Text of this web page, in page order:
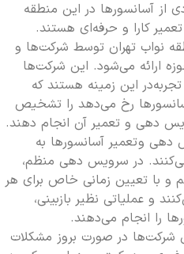
آسانسور مؤثر هستند؟
چه مزایایی دارد؟
چقدر است؟
برای ساختمان های
از آسانسورها در این منطقه
کارا و حرفه‌ای هستند.
نواب تهران توسط شرکت‌ها و
ارائه می‌شود. این شرکت‌ها
این زمینه هستند که
رخ می‌دهد را تشخیص
دهی و تعمیر آن انجام دهند.
دهی وتعمیر آسانسورها به
در سرویس دهی منظم،
با تعیین زمانی خاص برای هر
و عملیاتی نظیر بازبینی،
را انجام می‌دهند.
شرکت‌ها در صورت بروز مشکلات